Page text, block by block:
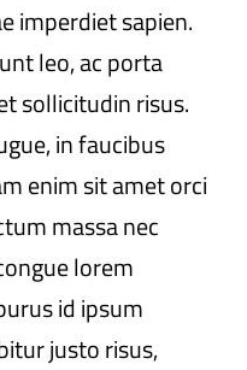
imperdiet sapien.
leo, ac porta
sollicitudin risus.
in faucibus
enim sit amet orci
massa nec
lorem
id ipsum
justo risus,